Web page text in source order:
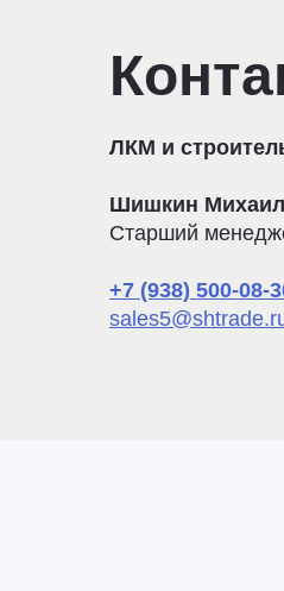
ЛКМ и
Шишкин Михаил
Старший
+7 (938) 500-08-